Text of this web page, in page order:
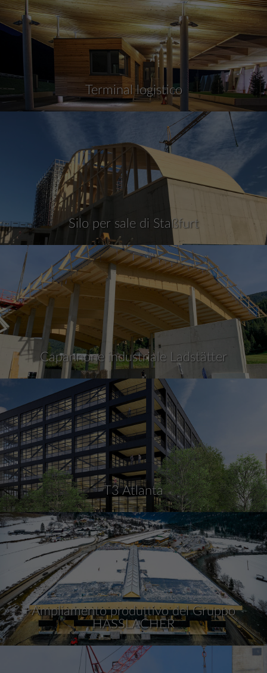
Terminal logistico
Silo per sale di Staßfurt
Capannone industriale Ladstätter
T3 Atlanta
Ampliamento produttivo del Gruppo
HASSLACHER